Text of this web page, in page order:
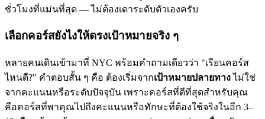
ชั่วโมงที่แม่นที่สุด — ไม่ต้องเดาระดับตัวเองครับ
เลือกคอร์สยังไงให้ตรงเป้าหมายจริง ๆ
หลายคนเดินเข้ามาที่ NYC พร้อมคำถามเดียวว่า "เรียนคอร์ส
ไหนดี?" คำตอบสั้น ๆ คือ ต้องเริ่มจากเป้าหมายปลายทางไม่ใช่
จากคะแนนหรือระดับปัจจุบัน เพราะคอร์สที่ดีที่สุดสำหรับคุณ
คือคอร์สที่พาคุณไปถึงคะแนนหรือทักษะที่ต้องใช้จริงในอีก 3–